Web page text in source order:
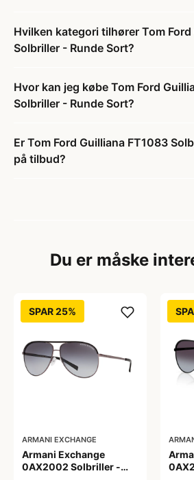
Hvilken kategori tilhører Tom
Solbriller - Runde Sort?
Hvor kan jeg købe Tom Ford
Solbriller - Runde Sort?
Er Tom Ford Guilliana FT1083
på tilbud?
Du er måske
SPAR 25%
ARMANI EXCHANGE
Armani Exchange
0AX2002 Solbriller -